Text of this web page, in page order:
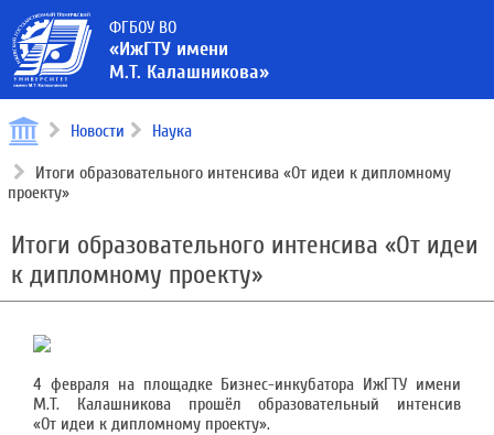
ФГБОУ ВО
«ИжГТУ имени
М.Т. Калашникова»
Новости Наука
Итоги образовательного интенсива «От идеи к дипломному
проекту»
Итоги образовательного интенсива «От идеи
к дипломному проекту»
4 февраля на площадке Бизнес-инкубатора ИжГТУ имени
М.Т. Калашникова прошёл образовательный интенсив
«От идеи к дипломному проекту».